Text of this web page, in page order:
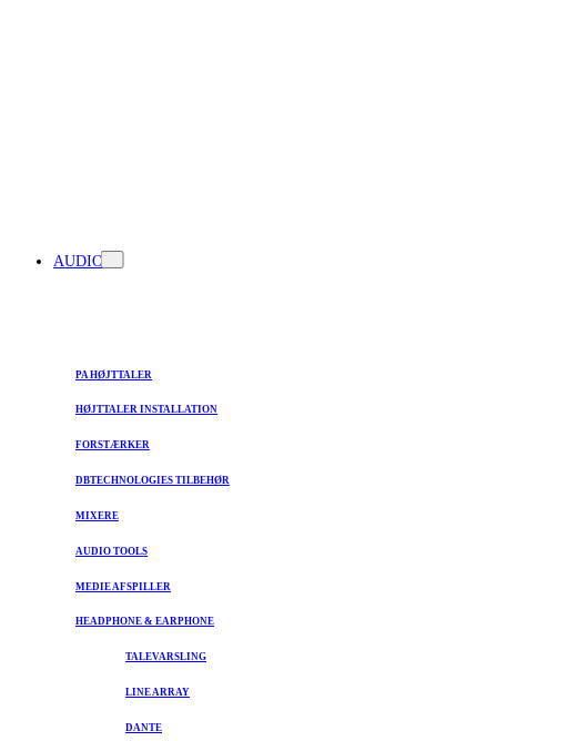
AUDIO
PA HØJTTALER
HØJTTALER INSTALLATION
FORSTÆRKER
DBTECHNOLOGIES TILBEHØR
MIXERE
AUDIO TOOLS
MEDIE AFSPILLER
HEADPHONE & EARPHONE
TALEVARSLING
LINE ARRAY
DANTE